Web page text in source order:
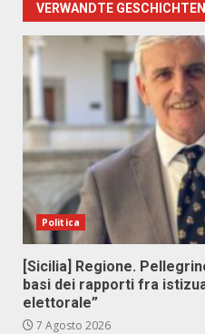
VERWANDTE GESCHICHTEN
Politica
[Sicilia] Regione.
basi dei rapporti fra
elettorale”
7 Agosto 2026